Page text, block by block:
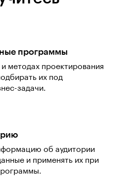
программы
методах проектирования
их под
задачи.
об аудитории
и применять их при